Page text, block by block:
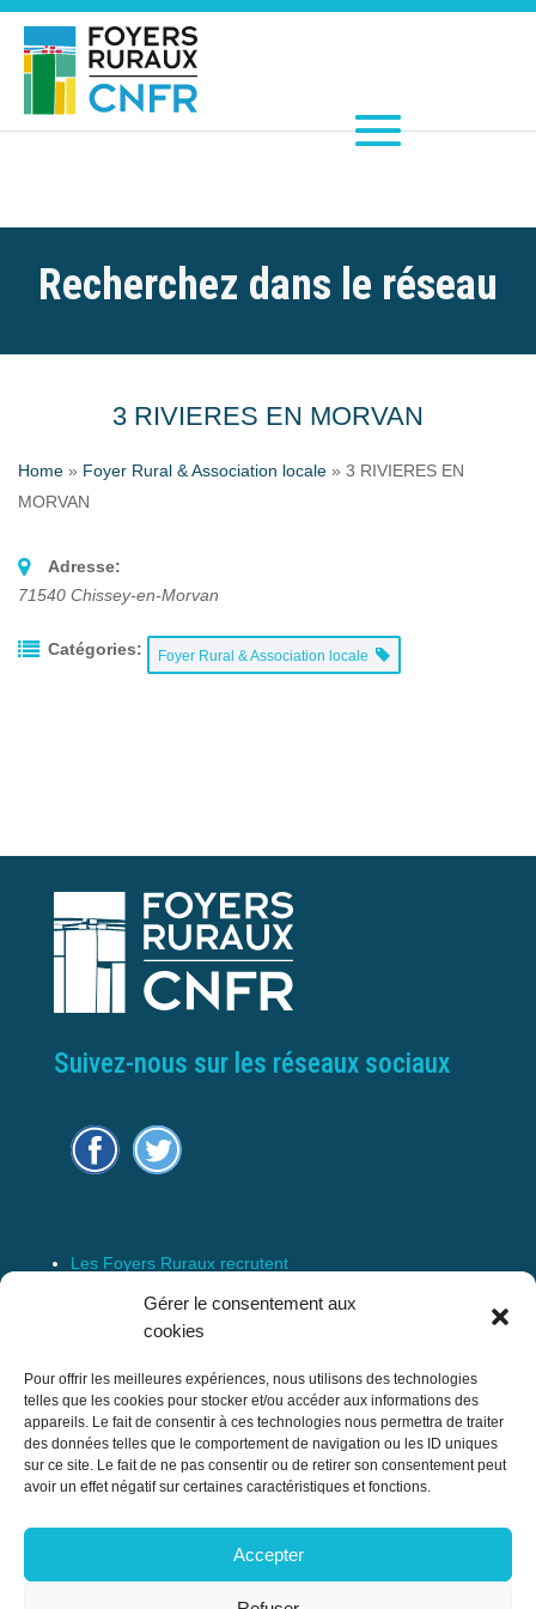
Gérer le consentement aux
cookies
Pour offrir les meilleures expériences, nous utilisons des technologies
telles que les cookies pour stocker et/ou accéder aux informations des
appareils. Le fait de consentir à ces technologies nous permettra de traiter
des données telles que le comportement de navigation ou les ID uniques
sur ce site. Le fait de ne pas consentir ou de retirer son consentement peut
avoir un effet négatif sur certaines caractéristiques et fonctions.
Accepter
Recherchez dans le réseau
3 RIVIERES EN MORVAN
Home » Foyer Rural & Association locale » 3 RIVIERES EN
MORVAN
Adresse:
71540 Chissey-en-Morvan
Catégories: Foyer Rural & Association locale
Suivez-nous sur les réseaux sociaux
Les Foyers Ruraux recrutent
Connexion
Espace Membre
Confédération Nationale des Foyers Ruraux
& Associations de développement et
17 rue Navoiseau – 93100 MONTREUIL